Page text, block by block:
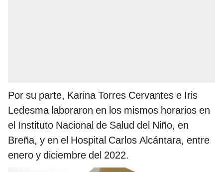
Por su parte, Karina Torres Cervantes e Iris
Ledesma laboraron en los mismos horarios en
el Instituto Nacional de Salud del Niño, en
Breña, y en el Hospital Carlos Alcántara, entre
enero y diciembre del 2022.